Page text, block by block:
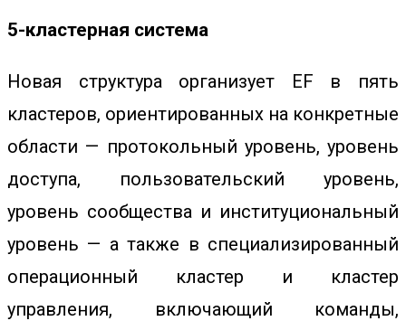
5-кластерная система
Новая структура организует EF в пять
кластеров, ориентированных на конкретные
области — протокольный уровень, уровень
доступа, пользовательский уровень,
уровень сообщества и институциональный
уровень — а также в специализированный
операционный кластер и кластер
управления, включающий команды,